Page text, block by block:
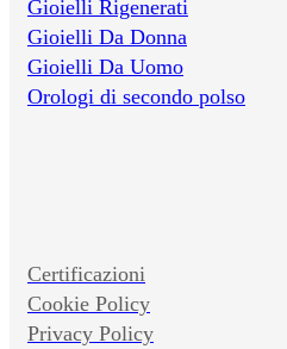
Gioielli Rigenerati
Gioielli Da Donna
Gioielli Da Uomo
Orologi di secondo polso
Certificazioni
Cookie Policy
Privacy Policy